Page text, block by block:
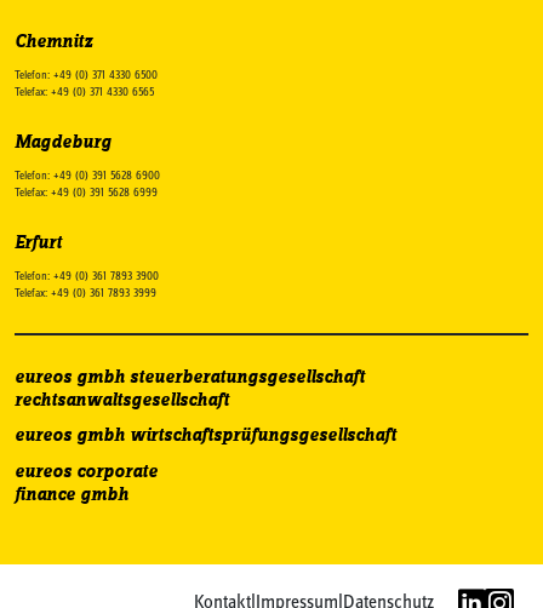
Chemnitz
Telefon: +49 (0) 371 4330 6500
Telefax: +49 (0) 371 4330 6565
Magdeburg
Telefon: +49 (0) 391 5628 6900
Telefax: +49 (0) 391 5628 6999
Erfurt
Telefon: +49 (0) 361 7893 3900
Telefax: +49 (0) 361 7893 3999
eureos gmbh steuerberatungsgesellschaft
rechtsanwaltsgesellschaft
eureos gmbh wirtschaftsprüfungsgesellschaft
eureos corporate
finance gmbh